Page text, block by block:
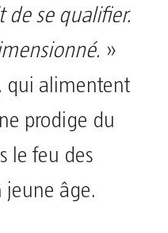
de se qualifier.
»
qui alimentent
prodige du
le feu des
jeune âge.